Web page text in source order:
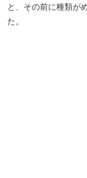
と、その前に種類が
た。